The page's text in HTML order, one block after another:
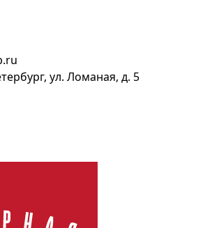
ул. Ломаная, д. 5